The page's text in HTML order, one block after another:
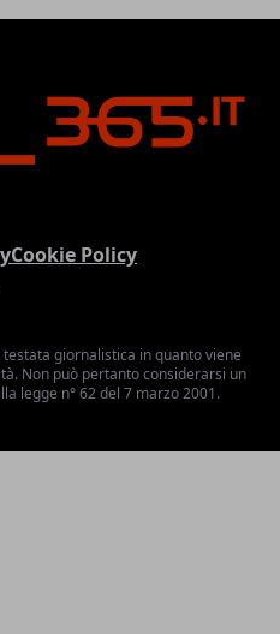
Cookie Policy
giornalistica in quanto viene
Non può pertanto considerarsi un
legge n° 62 del 7 marzo 2001.